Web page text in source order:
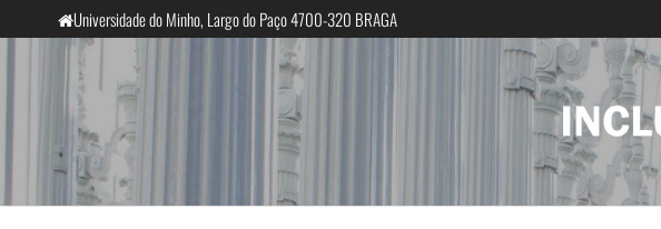
para
Universidade do Minho, Largo do Paço 4700-320 BRAGA
InclusiveCourts